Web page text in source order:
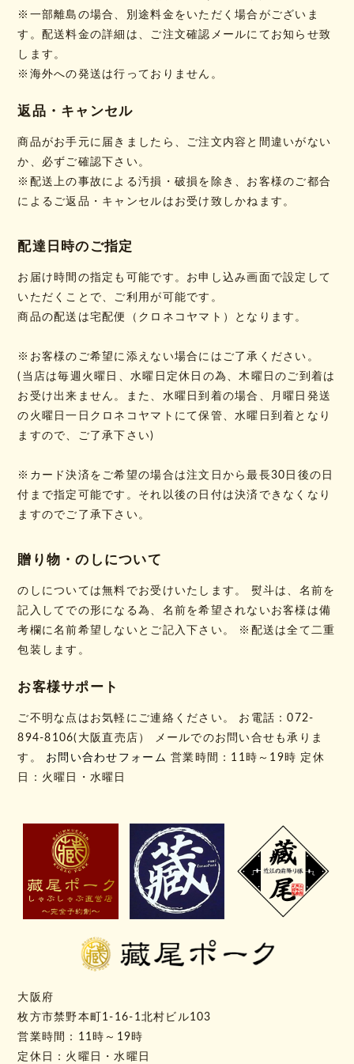
※一部離島の場合、別途料金をいただく場合がございま
す。配送料金の詳細は、ご注文確認メールにてお知らせ致
します。
※海外への発送は行っておりません。
返品・キャンセル
商品がお手元に届きましたら、ご注文内容と間違いがない
か、必ずご確認下さい。
※配送上の事故による汚損・破損を除き、お客様のご都合
によるご返品・キャンセルはお受け致しかねます。
配達日時のご指定
お届け時間の指定も可能です。お申し込み画面で設定して
いただくことで、ご利用が可能です。
商品の配送は宅配便（クロネコヤマト）となります。
※お客様のご希望に添えない場合にはご了承ください。
(当店は毎週火曜日、水曜日定休日の為、木曜日のご到着は
お受け出来ません。また、水曜日到着の場合、月曜日発送
の火曜日一日クロネコヤマトにて保管、水曜日到着となり
ますので、ご了承下さい)
※カード決済をご希望の場合は注文日から最長30日後の日
付まで指定可能です。それ以後の日付は決済できなくなり
ますのでご了承下さい。
贈り物・のしについて
のしについては無料でお受けいたします。 熨斗は、名前を
記入してでの形になる為、名前を希望されないお客様は備
考欄に名前希望しないとご記入下さい。 ※配送は全て二重
包装します。
お客様サポート
ご不明な点はお気軽にご連絡ください。 お電話：072-
894-8106(大阪直売店） メールでのお問い合せも承りま
す。 お問い合わせフォーム 営業時間：11時～19時 定休
日：火曜日・水曜日
大阪府
枚方市禁野本町1-16-1北村ビル103
営業時間：11時～19時
定休日：火曜日・水曜日